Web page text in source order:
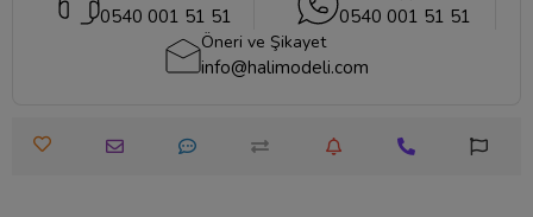
0540 001 51 51 0540 001 51 51
Öneri ve Şikayet
info@halimodeli.com